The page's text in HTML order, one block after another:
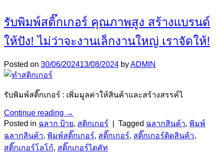
รับพิมพ์สติ๊กเกอร์ คุณภาพสูง สร้างแบรนด์
ให้ปัง! ไม่ว่าจะงานเล็กงานใหญ่ เราจัดให้!
Posted on 30/06/202413/08/2024 byADMIN
รับพิมพ์สติ๊กเกอร์ : เพิ่มมูลค่าให้สินค้าและสร้างสรรค์ไ
Continue reading →
Posted in ฉลาก ป้าย, สติกเกอร์ Tagged ฉลากสินค้า, พิมพ์
ฉลากสินค้า, พิมพ์สติ๊กเกอร์, สติ๊กเกอร์, สติ๊กเกอร์ติดสินค้า,
สติ๊กเกอร์โลโก้, สติ๊กเกอร์ไดคัท